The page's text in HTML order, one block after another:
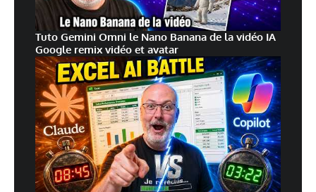
Tuto Gemini Omni le Nano Banana de la vidéo IA
Google remix vidéo et avatar